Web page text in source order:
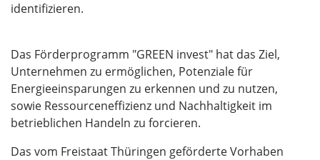
identifizieren.
Das Förderprogramm "GREEN invest" hat das Ziel,
Unternehmen zu ermöglichen, Potenziale für
Energieeinsparungen zu erkennen und zu nutzen,
sowie Ressourceneffizienz und Nachhaltigkeit im
betrieblichen Handeln zu forcieren.
Das vom Freistaat Thüringen geförderte Vorhaben